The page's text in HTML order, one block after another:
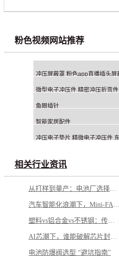
粉色视频网站推荐
微型电子冲压件 精密冲压折弯件
鱼眼插针
智能家居配件
相关行业资讯
电池防爆阀选型 “避坑指南”